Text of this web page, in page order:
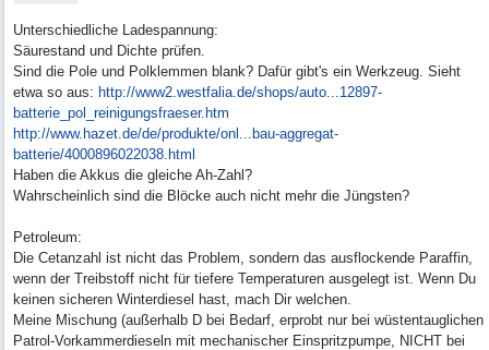
Unterschiedliche Ladespannung:
Säurestand und Dichte prüfen.
Sind die Pole und Polklemmen blank? Dafür gibt's ein Werkzeug. Sieht
etwa so aus: http://www2.westfalia.de/shops/auto...12897-
batterie_pol_reinigungsfraeser.htm
http://www.hazet.de/de/produkte/onl... bau-aggregat-
batterie/4000896022038.html
Haben die Akkus die gleiche Ah-Zahl?
Wahrscheinlich sind die Blöcke auch nicht mehr die Jüngsten?
Petroleum:
Die Cetanzahl ist nicht das Problem, sondern das ausflockende Paraffin,
wenn der Treibstoff nicht für tiefere Temperaturen ausgelegt ist. Wenn Du
keinen sicheren Winterdiesel hast, mach Dir welchen.
Meine Mischung (außerhalb D bei Bedarf, erprobt nur bei wüstentauglichen
Patrol-Vorkammerdieseln mit mechanischer Einspritzpumpe, NICHT bei